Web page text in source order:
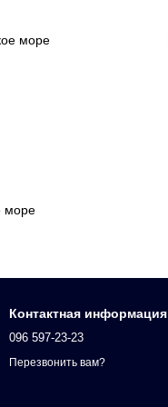
море
Контактная информация
096 597-23-23
Перезвонить вам?